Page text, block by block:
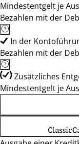
Mindestentgelt je
Bezahlen mit der
In der
Bezahlen mit der
Zusätzliches
Mindestentgelt je